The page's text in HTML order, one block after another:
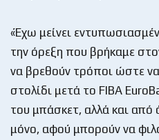
«Έχω μείνει
την όρεξη που βρήκαμε
να βρεθούν τρόποι ώστε
στολίδι μετά το FIBA
του μπάσκετ, αλλά και από
μόνο, αφού μπορούν να